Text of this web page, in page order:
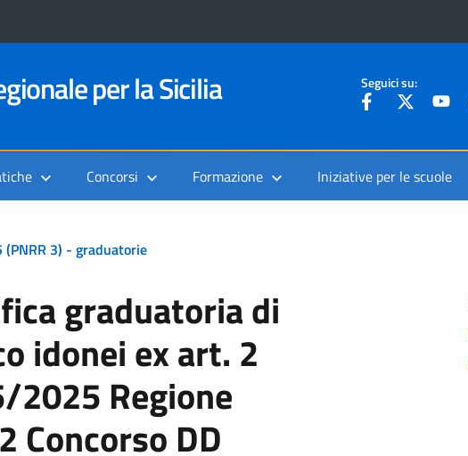
per la Sicilia Seguici su:
Concorsi Formazione Iniziative per le scuole
(PNRR 3) - graduatorie
graduatoria di
idonei ex art. 2
2025 Regione
Concorso DD